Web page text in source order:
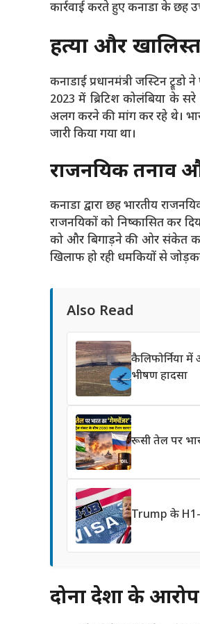
कार्रवाई करते हुए कनाडा के छह
हत्या और
कनाडाई प्रधानमंत्री जस्टिन
2023 में ब्रिटिश कोलंबिया के
अलग करने की मांग कर रहे थे।
जारी किया गया था।
राजनयिक तनाव
कनाडा द्वारा छह भारतीय
राजनयिकों को निष्कासित कर
को और बिगाड़ने की ओर संकेत
खिलाफ हो रही धमकियों से
Also Read
कैलिफोर्निया
भीषण हादसा
रूसी तेल पर
Trump के H1-B
दोनों देशों के आरोप-